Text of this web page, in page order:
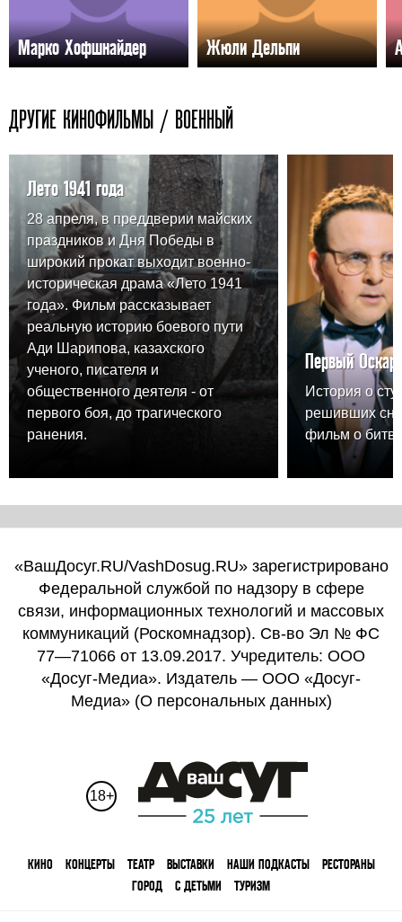
Марко Хофшнайдер Жюли Дельпи
ДРУГИЕ КИНОФИЛЬМЫ / ВОЕННЫЙ
Лето 1941 года
28 апреля, в преддверии майских
праздников и Дня Победы в
широкий прокат выходит военно-
историческая драма «Лето 1941
года». Фильм рассказывает
реальную историю боевого пути
Ади Шарипова, казахского
ученого, писателя и
общественного деятеля - от
первого боя, до трагического
ранения.
Первый Оскар
История о
решивших
фильм о
«ВашДосуг.RU/VashDosug.RU» зарегистрировано
Федеральной службой по надзору в сфере
связи, информационных технологий и массовых
коммуникаций (Роскомнадзор). Св-во Эл № ФС
77—71066 от 13.09.2017. Учредитель: ООО
«Досуг-Медиа». Издатель — ООО «Досуг-
Медиа» (О персональных данных)
18+
КИНО КОНЦЕРТЫ ТЕАТР ВЫСТАВКИ НАШИ ПОДКАСТЫ
РЕСТОРАНЫ
ГОРОД
С ДЕТЬМИ ТУРИЗМ